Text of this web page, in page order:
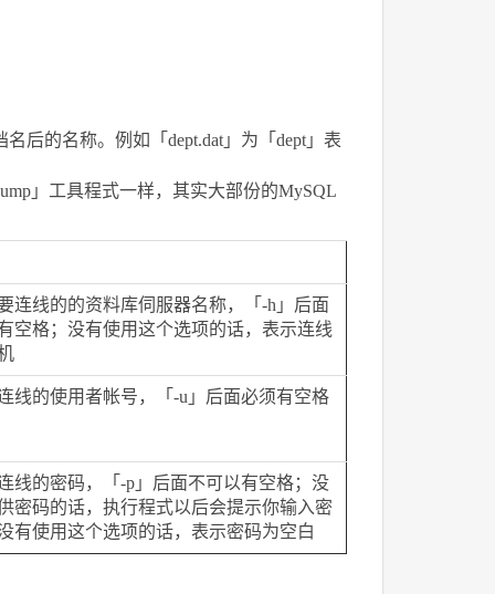
后的名称。例如「dept.dat」为「dept」表
」工具程式一样，其实大部份的MySQL
连线的的资料库伺服器名称，「-h」后面
空格；没有使用这个选项的话，表示连线
线的使用者帐号，「-u」后面必须有空格
线的密码，「-p」后面不可以有空格；没
密码的话，执行程式以后会提示你输入密
有使用这个选项的话，表示密码为空白